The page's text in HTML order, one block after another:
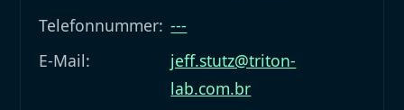
Telefonnummer: ---
E-Mail:
jeff.stutz@triton-
lab.com.br